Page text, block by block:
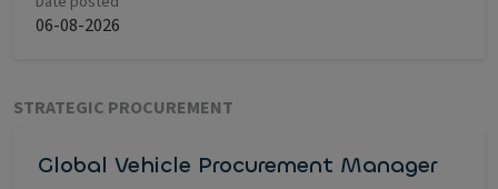
06-08-2026
STRATEGIC PROCUREMENT
Global Vehicle Procurement Manager